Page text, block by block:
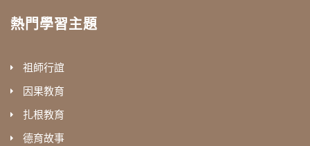
熱門學習主題
祖師行誼
因果教育
扎根教育
德育故事